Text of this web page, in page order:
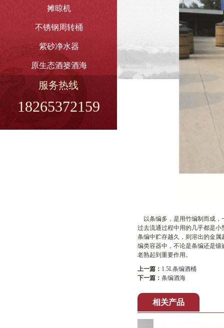
摊晾机
不锈钢周转桶
紫砂净水器
原生态酒篓酒海
服务热线
18265372159
以条编多，是用竹编制而成，
过去流通过程中用的几乎都是
条编中贮存越久，则溶出的金
编类容器中，不论是条编还是
老熟起到重要作用。
上一篇： 1.5L条编酒桶
下一篇： 条编酒海
相关产品